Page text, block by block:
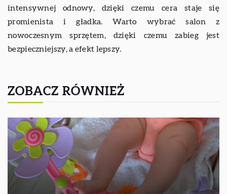
intensywnej odnowy, dzięki czemu cera staje się
promienista i gładka. Warto wybrać salon z
nowoczesnym sprzętem, dzięki czemu zabieg jest
bezpieczniejszy, a efekt lepszy.
ZOBACZ RÓWNIEŻ